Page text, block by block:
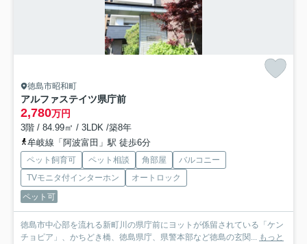
徳島市昭和町
アルファステイツ県庁前
2,780万円
3階 / 84.99㎡ / 3LDK /築8年
牟岐線「阿波富田」駅 徒歩6分
ペット飼育可 ペット相談 角部屋
バルコニー
TVモニタ付インターホン
オートロック
ペット可
徳島市中心部を流れる新町川の県庁前にヨットが係留されている「ケン
チョピア」、かちどき橋、徳島県庁、県警本部など徳島の玄関... もっと